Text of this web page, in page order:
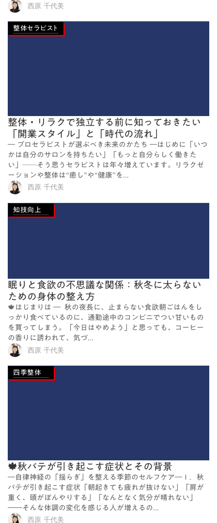
西原 千代美
整体セラピスト
整体・リラクで独立する前に知っておきたい
「開業スタイル」と「時代の流れ」
― プロセラピストが選ぶべき未来のかたち ―はじめに「いつ
かは自分のサロンを持ちたい」「もっと自分らしく働きた
い」──そう思うセラピストは年々増えています。リラクゼ
ーションや整体は“癒し”や“健康”を...
西原 千代美
知技向上
眠りと食欲の不思議な関係：秋冬に太らない
ための身体の整え方
🍁はじまりは ― 秋の夜長に、止まらない食欲朝ごはんをし
っかり食べているのに、通勤途中のコンビニでつい甘いもの
を買ってしまう。「今日はやめよう」と思っても、コーヒー
の香りに誘われて、気づ...
西原 千代美
四季整体
🍁秋バテが引き起こす症状とその背景
―自律神経の「揺らぎ」を整える季節のセルフケア―Ⅰ．秋
バテが引き起こす症状「朝起きても疲れが抜けない」「肩が
重く、頭がぼんやりする」「なんとなく気分が晴れない」
――そんな体調の変化を感じる人が増えるの...
西原 千代美